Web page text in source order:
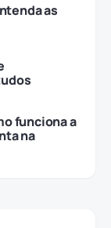
as
funciona a
na